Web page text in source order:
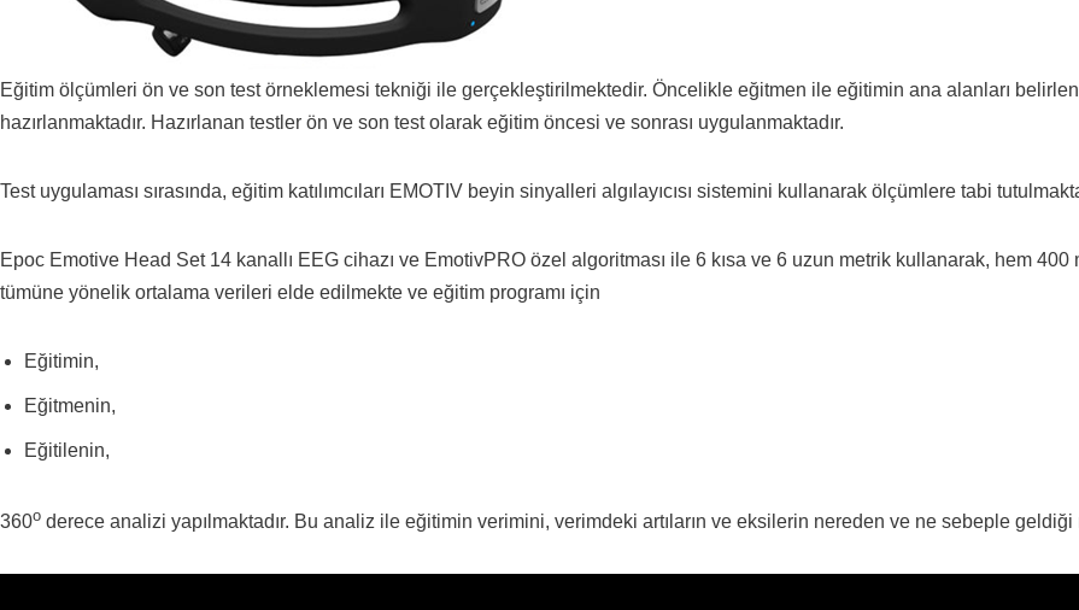
Eğitim ölçümleri ön ve son test örneklemesi tekniği ile gerçekleştirilmektedir. Öncelikle eğitmen ile eğitimin ana alanları
hazırlanmaktadır. Hazırlanan testler ön ve son test olarak eğitim öncesi ve sonrası uygulanmaktadır.
Test uygulaması sırasında, eğitim katılımcıları EMOTIV beyin sinyalleri algılayıcısı sistemini kullanarak ölçümlere tabi
Epoc Emotive Head Set 14 kanallı EEG cihazı ve EmotivPRO özel algoritması ile 6 kısa ve 6 uzun metrik kullanarak, hem
tümüne yönelik ortalama verileri elde edilmekte ve eğitim programı için
Eğitimin,
Eğitmenin,
Eğitilenin,
360o derece analizi yapılmaktadır. Bu analiz ile eğitimin verimini, verimdeki artıların ve eksilerin nereden ve ne sebeple geldiği